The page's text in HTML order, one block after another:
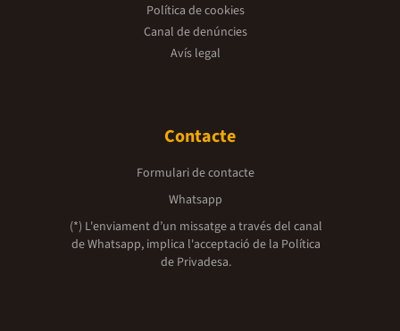
Política de cookies
Canal de denúncies
Avís legal
Contacte
Formulari de contacte
Whatsapp
(*) L'enviament d’un missatge a través del canal
de Whatsapp, implica l'acceptació de la Política
de Privadesa.